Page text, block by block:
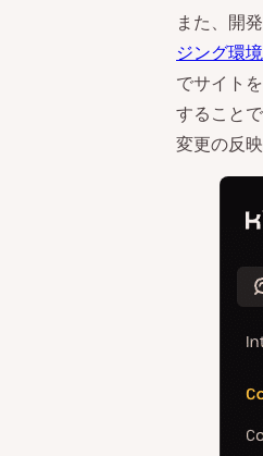
また、開
ジング環境
でサイト
すること
変更の反